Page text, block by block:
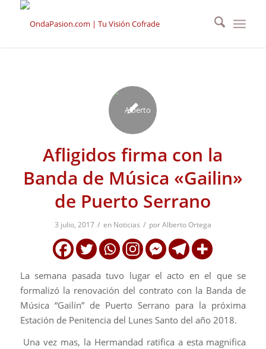
Afligidos firma con la
Banda de Música «Gailin»
de Puerto Serrano
3 julio, 2017 / en Noticias / porAlberto Ortega
La semana pasada tuvo lugar el acto en el que se
formalizó la renovación del contrato con la Banda de
Música “Gailín” de Puerto Serrano para la próxima
Estación de Penitencia del Lunes Santo del año 2018.
Una vez mas, la Hermandad ratifica a esta magnifica